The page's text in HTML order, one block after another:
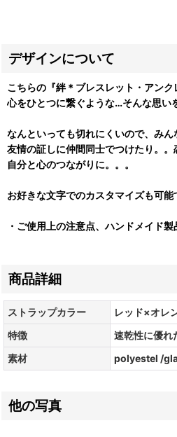
デザインについて
こちらの『絆＊ブレスレット・アン
心をひとつに繋ぐような…そんな思い
なんといっても切れにくいので、みん
友情の証しに仲間同士でつけたり。。
自分と心のつながりに。。。
お好きな文字でのカスタマイズも可能
・ご使用上の注意点、ハンドメイド
商品詳細
ストラップカラー
レッド×オレ
特徴
速乾性に優れ
素材
polyestel /
他の写真